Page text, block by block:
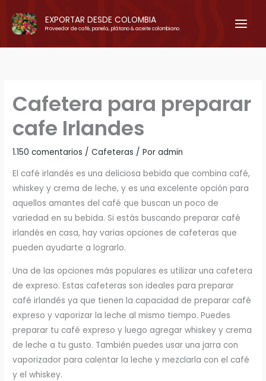
contenido
EXPORTAR DESDE COLOMBIA
Proveedor de café, panela, plátano & aceite colombiano.
Cafetera para preparar
cafe Irlandes
1.150 comentarios /Cafeteras / Poradmin
El café irlandés es una deliciosa bebida que combina café,
whiskey y crema de leche, y es una excelente opción para
aquellos amantes del café que buscan un poco de
variedad en su bebida. Si estás buscando preparar café
irlandés en casa, hay varias opciones de cafeteras que
pueden ayudarte a lograrlo.
Una de las opciones más populares es utilizar una cafetera
de expreso. Estas cafeteras son ideales para preparar
café irlandés ya que tienen la capacidad de preparar café
expreso y vaporizar la leche al mismo tiempo. Puedes
preparar tu café expreso y luego agregar whiskey y crema
de leche a tu gusto. También puedes usar una jarra con
vaporizador para calentar la leche y mezclarla con el café
y el whiskey.